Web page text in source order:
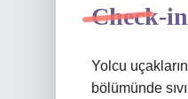
Check-
Yolcu
bölümünde